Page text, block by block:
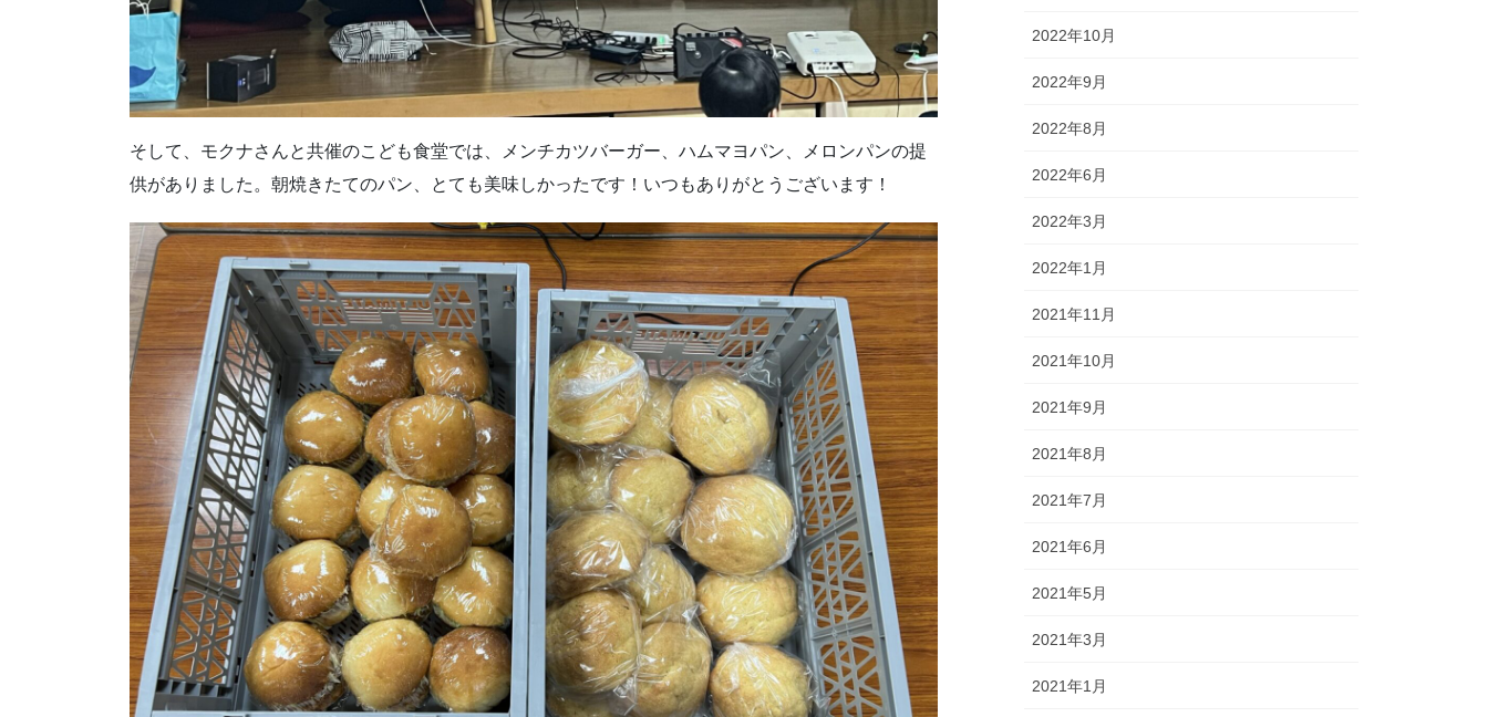
そして、モクナさんと共催のこども食堂では、メンチカツバーガー、ハムマヨパン、メロンパンの提
供がありました。朝焼きたてのパン、とても美味しかったです！いつもありがとうございます！
2022年10月
2022年9月
2022年8月
2022年6月
2022年3月
2022年1月
2021年11月
2021年10月
2021年9月
2021年8月
2021年7月
2021年6月
2021年5月
2021年3月
2021年1月